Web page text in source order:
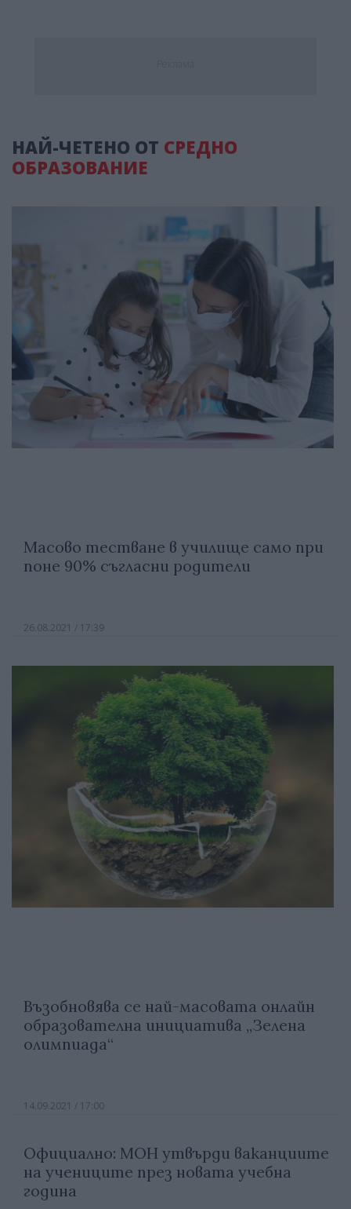
НАЙ-ЧЕТЕНО ОТ СРЕДНО
ОБРАЗОВАНИЕ
Масово тестване в училище само при
поне 90% съгласни родители
26.08.2021 / 17:39
Възобновява се най-масовата онлайн
образователна инициатива „Зелена
олимпиада“
14.09.2021 / 17:00
Официално: МОН утвърди ваканциите
на учениците през новата учебна
година